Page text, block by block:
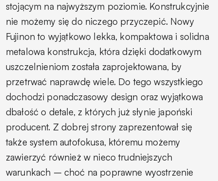
stojącym na najwyższym poziomie. Konstrukcyjnie
nie możemy się do niczego przyczepić. Nowy
Fujinon to wyjątkowo lekka, kompaktowa i solidna
metalowa konstrukcja, która dzięki dodatkowym
uszczelnieniom została zaprojektowana, by
przetrwać naprawdę wiele. Do tego wszystkiego
dochodzi ponadczasowy design oraz wyjątkowa
dbałość o detale, z których już słynie japoński
producent. Z dobrej strony zaprezentował się
także system autofokusa, któremu możemy
zawierzyć również w nieco trudniejszych
warunkach – choć na poprawne wyostrzenie